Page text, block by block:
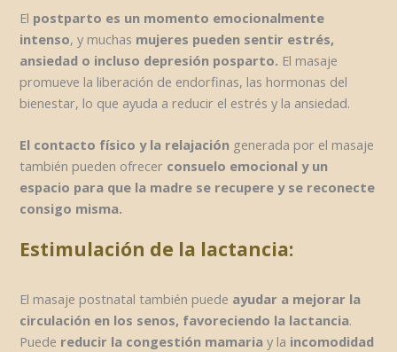
El postparto es un momento emocionalmente
intenso, y muchas mujeres pueden sentir estrés,
ansiedad o incluso depresión posparto. El masaje
promueve la liberación de endorfinas, las hormonas del
bienestar, lo que ayuda a reducir el estrés y la ansiedad.
El contacto físico y la relajación generada por el masaje
también pueden ofrecer consuelo emocional y un
espacio para que la madre se recupere y se reconecte
consigo misma.
Estimulación de la lactancia:
El masaje postnatal también puede ayudar a mejorar la
circulación en los senos, favoreciendo la lactancia.
Puede reducir la congestión mamaria y la incomodidad